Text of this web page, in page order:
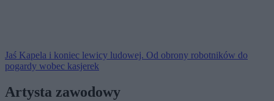
Jaś Kapela i koniec lewicy ludowej. Od obrony robotników do
pogardy wobec kasjerek
Artysta zawodowy